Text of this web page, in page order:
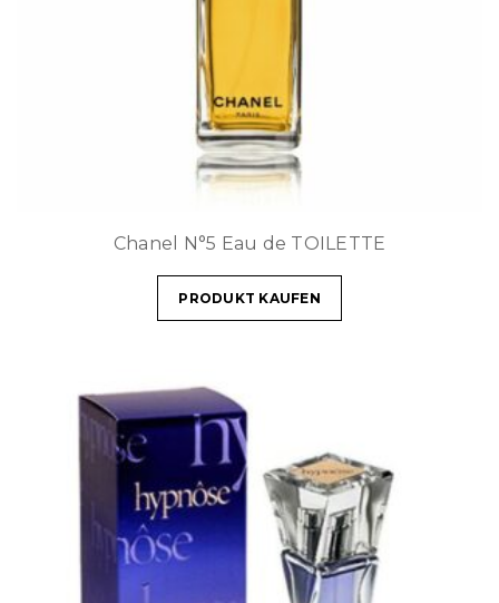
Chanel N°5 Eau de TOILETTE
PRODUKT KAUFEN